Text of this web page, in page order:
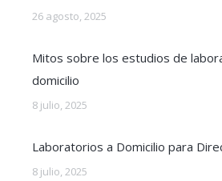
26 agosto, 2025
Mitos sobre los estudios de
domicilio
8 julio, 2025
Laboratorios a Domicilio para
8 julio, 2025